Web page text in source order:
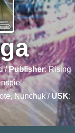
/Publisher:Rising
Nunchuk / USK: